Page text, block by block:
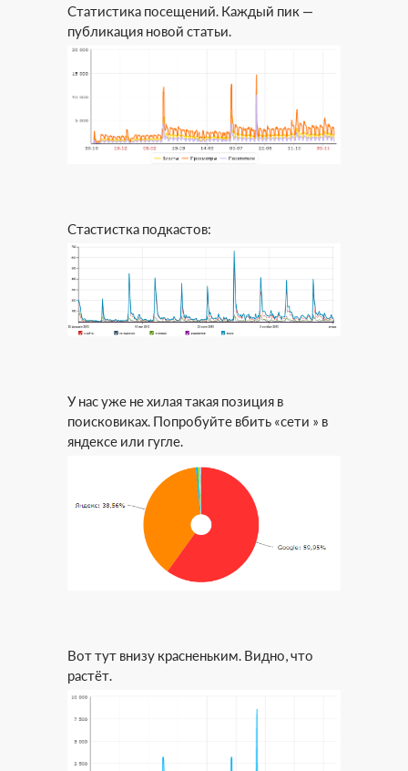
Статистика посещений. Каждый пик —
публикация новой статьи.
Стастистка подкастов:
У нас уже не хилая такая позиция в
поисковиках. Попробуйте вбить «сети » в
яндексе или гугле.
Вот тут внизу красненьким. Видно, что
растёт.